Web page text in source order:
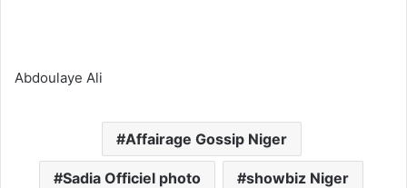
Abdoulaye Ali
Affairage Gossip Niger
Sadia Officiel photo showbiz Niger